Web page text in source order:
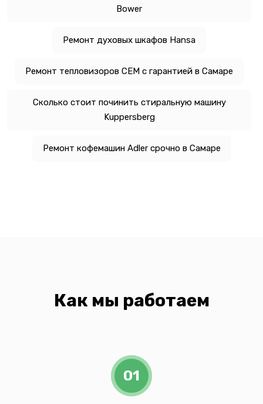
Bower
Ремонт духовых шкафов Hansa
Ремонт тепловизоров CEM с гарантией в Самаре
Сколько стоит починить стиральную машину
Kuppersberg
Ремонт кофемашин Adler срочно в Самаре
Как мы работаем
01